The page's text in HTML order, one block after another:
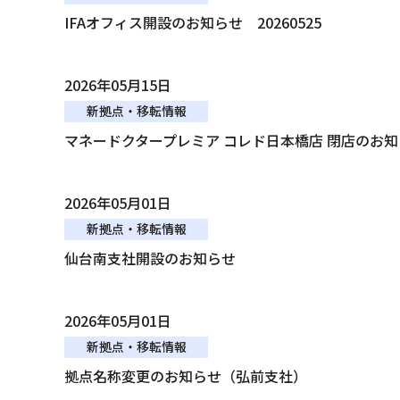
IFAオフィス開設のお知らせ 20260525
2026年05月15日
新拠点・移転情報
マネードクタープレミア コレド日本橋店 閉店のお
2026年05月01日
新拠点・移転情報
仙台南支社開設のお知らせ
2026年05月01日
新拠点・移転情報
拠点名称変更のお知らせ（弘前支社）